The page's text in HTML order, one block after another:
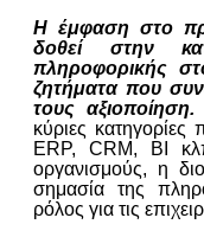
Η έμφαση στο
δοθεί στην
πληροφορικής
ζητήματα που
τους αξιοποίηση.
κύριες
ERP, CRM, BI
οργανισμούς, η
σημασία της
ρόλος για τις